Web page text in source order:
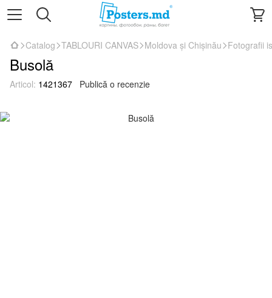
Catalog TABLOURI CANVAS Moldova și Chișinău Fotografii
Busolă
Articol: 1421367 Publică o recenzie